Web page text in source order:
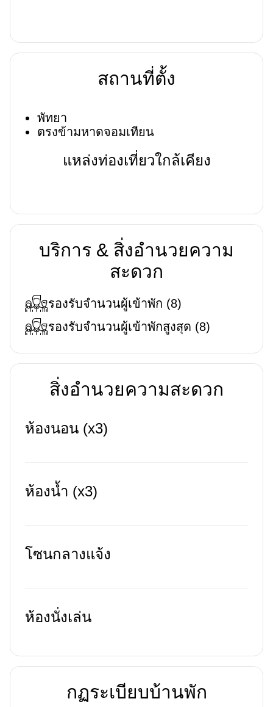
สถานที่ตั้ง
พัทยา
ตรงข้ามหาดจอมเทียน
แหล่งท่องเที่ยวใกล้เคียง
บริการ & สิ่งอำนวยความ
สะดวก
รองรับจำนวนผู้เข้าพัก (8)
รองรับจำนวนผู้เข้าพักสูงสุด (8)
สิ่งอำนวยความสะดวก
ห้องนอน (x3)
ห้องน้ำ (x3)
โซนกลางแจ้ง
ห้องนั่งเล่น
กฏระเบียบบ้านพัก